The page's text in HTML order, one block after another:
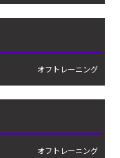
オフトレーニング
オフトレーニング